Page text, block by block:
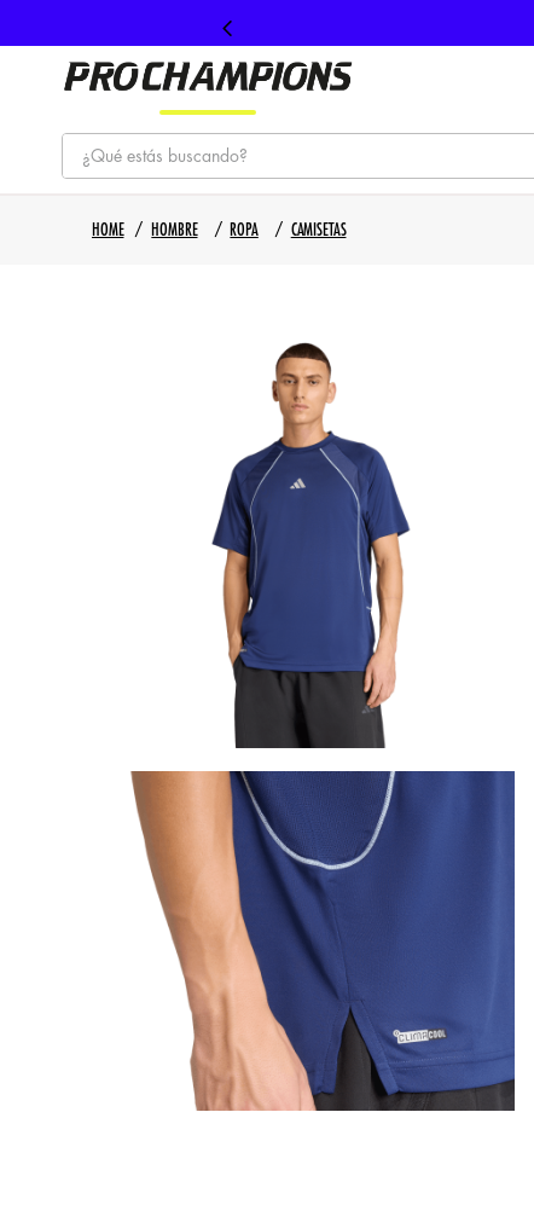
¿Qué estás buscando?
1. tenis
HOMBRE ROPA CAMISETAS